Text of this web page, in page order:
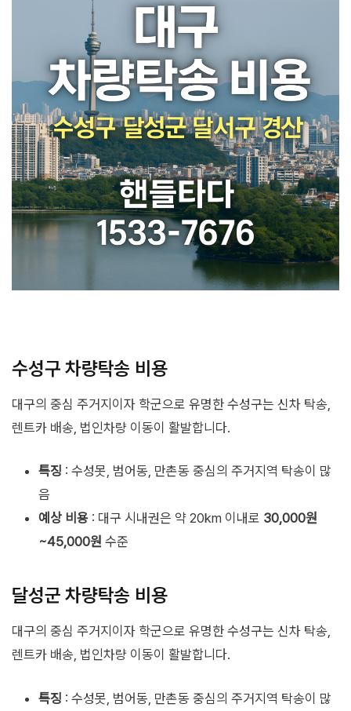
수성구 차량탁송 비용
대구의 중심 주거지이자 학군으로 유명한 수성구는 신차 탁송,
렌트카 배송, 법인차량 이동이 활발합니다.
특징 : 수성못, 범어동, 만촌동 중심의 주거지역 탁송이 많
음
예상 비용 : 대구 시내권은 약 20km 이내로 30,000원
~45,000원 수준
달성군 차량탁송 비용
대구의 중심 주거지이자 학군으로 유명한 수성구는 신차 탁송,
렌트카 배송, 법인차량 이동이 활발합니다.
특징 : 수성못, 범어동, 만촌동 중심의 주거지역 탁송이 많